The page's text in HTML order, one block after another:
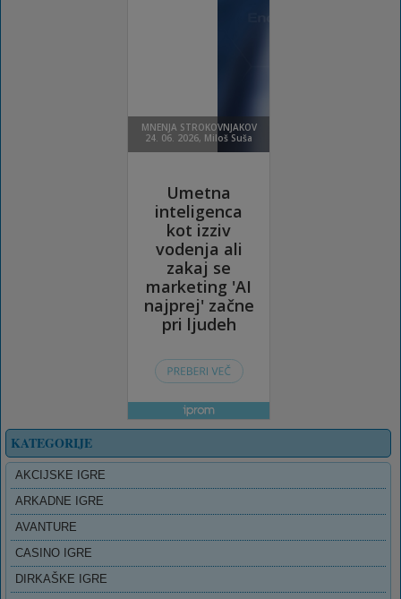
KATEGORIJE
AKCIJSKE IGRE
ARKADNE IGRE
AVANTURE
CASINO IGRE
DIRKAŠKE IGRE